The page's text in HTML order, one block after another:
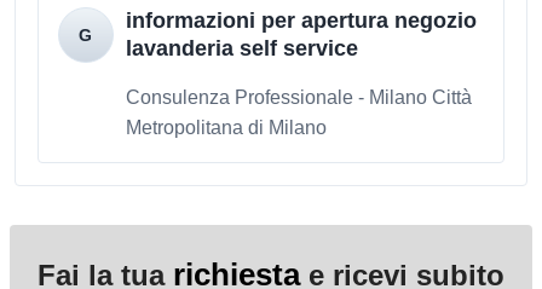
informazioni per apertura negozio
lavanderia self service
Consulenza Professionale - Milano Città
Metropolitana di Milano
Fai la tua richiestae ricevi subito